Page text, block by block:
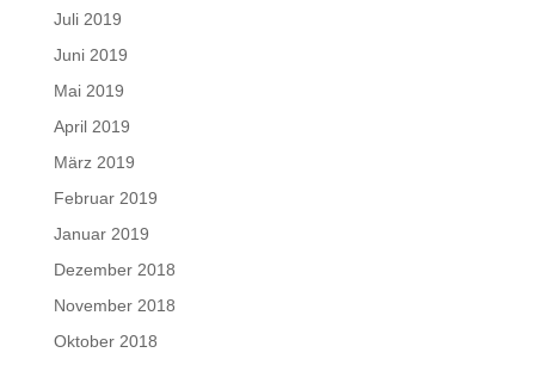
Juli 2019
Juni 2019
Mai 2019
April 2019
März 2019
Februar 2019
Januar 2019
Dezember 2018
November 2018
Oktober 2018